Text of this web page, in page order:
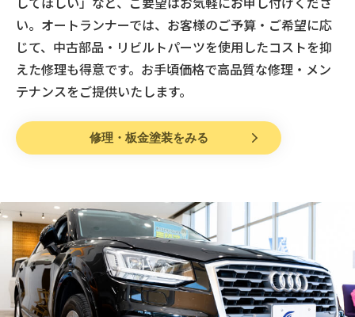
い。オートランナーでは、お客様のご予算・ご希望に応
じて、中古部品・リビルトパーツを使用したコストを抑
えた修理も得意です。お手頃価格で高品質な修理・メン
テナンスをご提供いたします。
修理・板金塗装をみる